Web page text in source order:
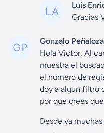
Luis
Gracias
Gonzalo Peñaloza
Hola Victor, Al
muestra el
el numero de
doy a algun filtro
por que crees
Desde ya